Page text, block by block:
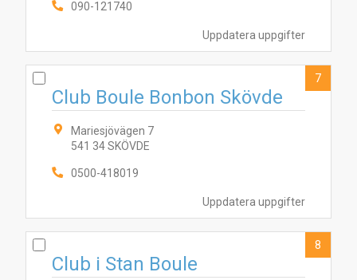
Uppdatera uppgifter
090-121740
Uppdatera uppgifter
Club Boule Bonbon Skövde
Mariesjövägen 7
541 34 SKÖVDE
0500-418019
7
Club i Stan Boule
8